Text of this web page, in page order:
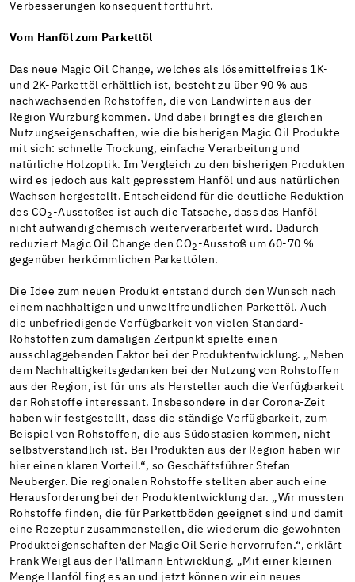
Verbesserungen konsequent fortführt.
Vom Hanföl zum Parkettöl
Das neue Magic Oil Change, welches als lösemittelfreies 1K-
und 2K-Parkettöl erhältlich ist, besteht zu über 90 % aus
nachwachsenden Rohstoffen, die von Landwirten aus der
Region Würzburg kommen. Und dabei bringt es die gleichen
Nutzungseigenschaften, wie die bisherigen Magic Oil Produkte
mit sich: schnelle Trockung, einfache Verarbeitung und
natürliche Holzoptik. Im Vergleich zu den bisherigen Produkten
wird es jedoch aus kalt gepresstem Hanföl und aus natürlichen
Wachsen hergestellt. Entscheidend für die deutliche Reduktion
des CO 2 -Ausstoßes ist auch die Tatsache, dass das Hanföl
nicht aufwändig chemisch weiterverarbeitet wird. Dadurch
reduziert Magic Oil Change den CO 2 -Ausstoß um 60-70 %
gegenüber herkömmlichen Parkettölen.
Die Idee zum neuen Produkt entstand durch den Wunsch nach
einem nachhaltigen und unweltfreundlichen Parkettöl. Auch
die unbefriedigende Verfügbarkeit von vielen Standard-
Rohstoffen zum damaligen Zeitpunkt spielte einen
ausschlaggebenden Faktor bei der Produktentwicklung. „Neben
dem Nachhaltigkeitsgedanken bei der Nutzung von Rohstoffen
aus der Region, ist für uns als Hersteller auch die Verfügbarkeit
der Rohstoffe interessant. Insbesondere in der Corona-Zeit
haben wir festgestellt, dass die ständige Verfügbarkeit, zum
Beispiel von Rohstoffen, die aus Südostasien kommen, nicht
selbstverständlich ist. Bei Produkten aus der Region haben wir
hier einen klaren Vorteil.“, so Geschäftsführer Stefan
Neuberger. Die regionalen Rohstoffe stellten aber auch eine
Herausforderung bei der Produktentwicklung dar. „Wir mussten
Rohstoffe finden, die für Parkettböden geeignet sind und damit
eine Rezeptur zusammenstellen, die wiederum die gewohnten
Produkteigenschaften der Magic Oil Serie hervorrufen.“, erklärt
Frank Weigl aus der Pallmann Entwicklung. „Mit einer kleinen
Menge Hanföl fing es an und jetzt können wir ein neues